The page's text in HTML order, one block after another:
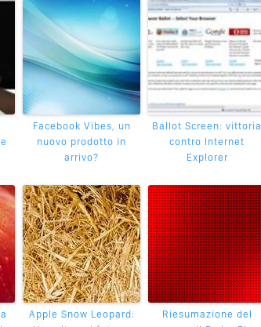
Facebook Vibes, un
nuovo prodotto in
arrivo?
Ballot Screen: vittoria
contro Internet
Explorer
Apple Snow Leopard:
Riesumazione del